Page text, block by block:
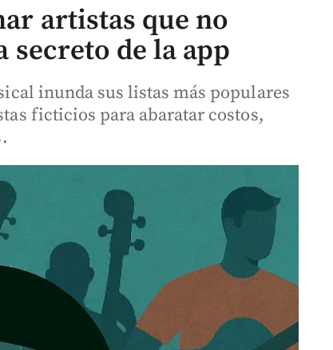
artistas que no
secreto de la app
inunda sus listas más populares
ficticios para abaratar costos,